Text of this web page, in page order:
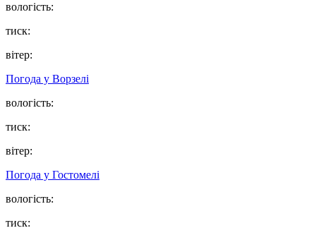
вологість:
тиск:
вітер:
Погода у Ворзелі
вологість:
тиск:
вітер:
Погода у Гостомелі
вологість:
тиск: